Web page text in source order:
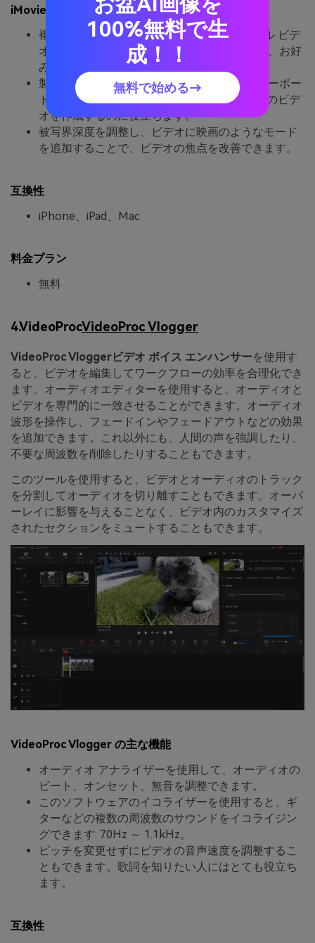
iMovie の主な機能
複数の種類のトランジションを備えたスタイル ビデ
オを作成できます。20 以上のスタイルがあり、お好
みのスタイルを選択できます。
製品レビュー、料理など、20 以上のストーリーボー
ド ジャンルがあります。最小限の労力で最高のビデ
オを作成するのに役立ちます。
被写界深度を調整し、ビデオに映画のようなモード
を追加することで、ビデオの焦点を改善できます。
互換性
iPhone、iPad、Mac
料金プラン
無料
4.VideoProcVideoProc Vlogger
VideoProc Vloggerビデオ ボイス エンハンサーを使用す
ると、ビデオを編集してワークフローの効率を合理化でき
ます。オーディオエディターを使用すると、オーディオと
ビデオを専門的に一致させることができます。オーディオ
波形を操作し、フェードインやフェードアウトなどの効果
を追加できます。これ以外にも、人間の声を強調したり、
不要な周波数を削除したりすることもできます。
このツールを使用すると、ビデオとオーディオのトラック
を分割してオーディオを切り離すこともできます。オーバ
ーレイに影響を与えることなく、ビデオ内のカスタマイズ
されたセクションをミュートすることもできます。
VideoProc Vlogger の主な機能
オーディオ アナライザーを使用して、オーディオの
ビート、オンセット、無音を調整できます。
このソフトウェアのイコライザーを使用すると、ギ
ターなどの複数の周波数のサウンドをイコライジン
グできます: 70Hz ～ 1.1kHz。
ピッチを変更せずにビデオの音声速度を調整するこ
ともできます。歌詞を知りたい人にはとても役立ち
ます。
互換性
100%無料で生
成！！
無料で始める→